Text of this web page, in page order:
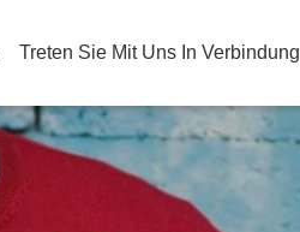
Treten Sie Mit Uns In Verbindung